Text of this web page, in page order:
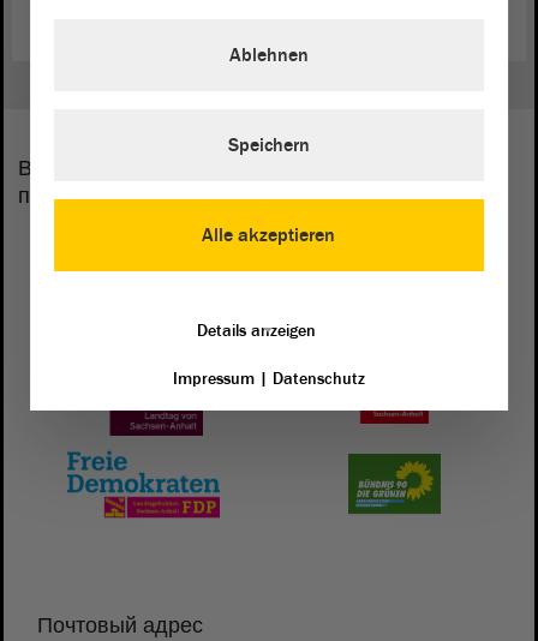
В парламенте от земли Саксония-Анхальт
представлены следующие фракции:
Почтовый адрес
Alle akzeptieren
Ablehnen
Speichern
Details anzeigen
Impressum| Datenschutz